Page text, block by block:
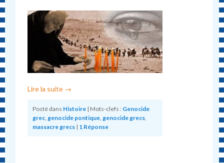
Lire la suite →
Posté dans Histoire | Mots-clefs : Genocide
grec,genocide pontique,genocide grecs,
massacre grecs | 1 Réponse